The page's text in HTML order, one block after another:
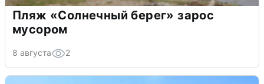
Пляж «Солнечный берег» зарос
мусором
8 августа 2